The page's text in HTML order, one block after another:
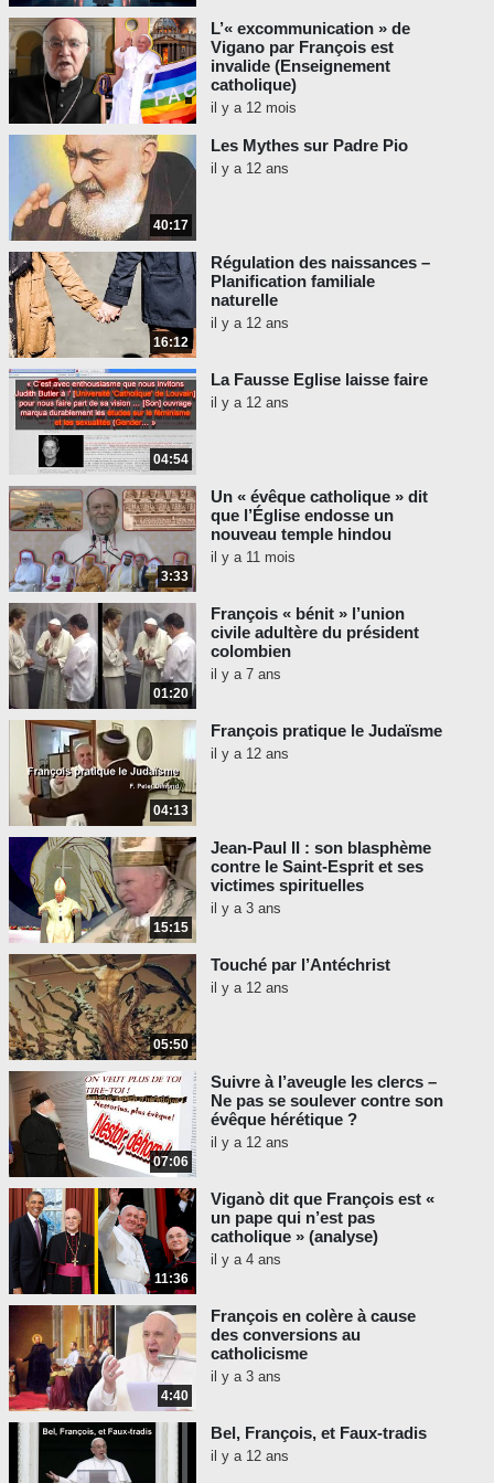
L’« excommunication » de
Vigano par François est
invalide (Enseignement
catholique)
il y a 12 mois
40:17
Les Mythes sur Padre Pio
il y a 12 ans
16:12
Régulation des naissances –
Planification familiale
naturelle
il y a 12 ans
04:54
La Fausse Eglise laisse faire
il y a 12 ans
3:33
Un « évêque catholique » dit
que l’Église endosse un
nouveau temple hindou
il y a 11 mois
01:20
François « bénit » l’union
civile adultère du président
colombien
il y a 7 ans
04:13
François pratique le Judaïsme
il y a 12 ans
15:15
Jean-Paul II : son blasphème
contre le Saint-Esprit et ses
victimes spirituelles
il y a 3 ans
05:50
Touché par l’Antéchrist
il y a 12 ans
07:06
Suivre à l’aveugle les clercs –
Ne pas se soulever contre son
évêque hérétique ?
il y a 12 ans
11:36
Viganò dit que François est «
un pape qui n’est pas
catholique » (analyse)
il y a 4 ans
4:40
François en colère à cause
des conversions au
catholicisme
il y a 3 ans
Bel, François, et Faux-tradis
il y a 12 ans